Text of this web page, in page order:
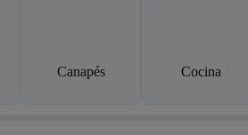
Canapés Cocina